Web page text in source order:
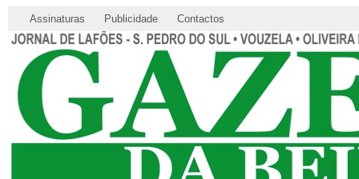
Assinaturas Publicidade Contactos